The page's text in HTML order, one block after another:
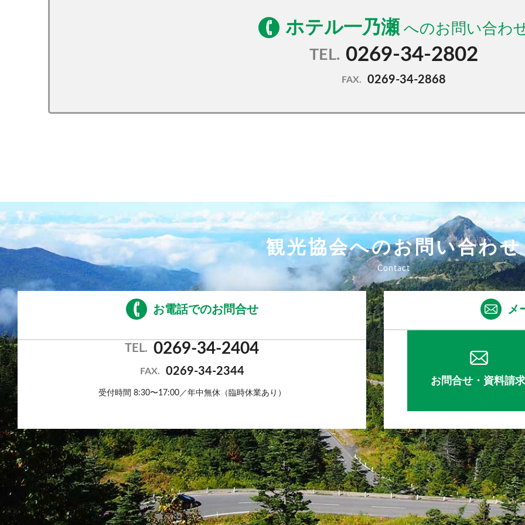
ホテル一乃瀬
TEL. 0269-34-2802
FAX. 0269-34-2868
観光協会へのお問い合わせ
お電話でのお問合せ
TEL. 0269-34-2404
FAX. 0269-34-2344
受付時間 8:30〜17:00／年中無休（臨時休業あり）
メ
お問合せ・資料請